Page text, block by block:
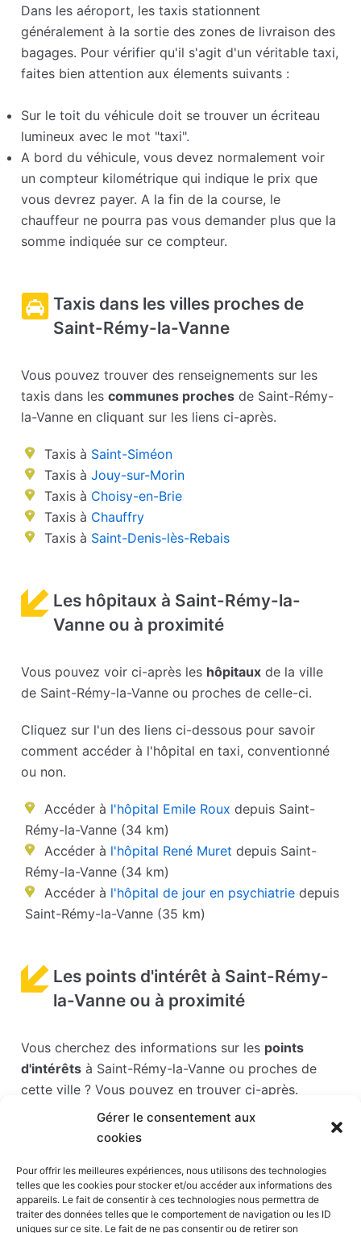
Gérer le consentement aux
cookies
Pour offrir les meilleures expériences, nous utilisons des technologies
telles que les cookies pour stocker et/ou accéder aux informations des
appareils. Le fait de consentir à ces technologies nous permettra de
traiter des données telles que le comportement de navigation ou les ID
uniques sur ce site. Le fait de ne pas consentir ou de retirer son
Dans les aéroport, les taxis stationnent
généralement à la sortie des zones de livraison des
bagages. Pour vérifier qu'il s'agit d'un véritable taxi,
faites bien attention aux élements suivants :
Sur le toit du véhicule doit se trouver un écriteau
lumineux avec le mot "taxi".
A bord du véhicule, vous devez normalement voir
un compteur kilométrique qui indique le prix que
vous devrez payer. A la fin de la course, le
chauffeur ne pourra pas vous demander plus que la
somme indiquée sur ce compteur.
Taxis dans les villes proches de
Saint-Rémy-la-Vanne
Vous pouvez trouver des renseignements sur les
taxis dans lescommunes proches de Saint-Rémy-
la-Vanne en cliquant sur les liens ci-après.
Taxis à Saint-Siméon
Taxis àJouy-sur-Morin
Taxis à Choisy-en-Brie
Taxis à Chauffry
Taxis à Saint-Denis-lès-Rebais
Les hôpitaux à Saint-Rémy-la-
Vanne ou à proximité
Vous pouvez voir ci-après les hôpitaux de la ville
de Saint-Rémy-la-Vanne ou proches de celle-ci.
Cliquez sur l'un des liens ci-dessous pour savoir
comment accéder à l'hôpital en taxi, conventionné
ou non.
Accéder à l'hôpital Emile Roux depuis Saint-
Rémy-la-Vanne (34 km)
Accéder à l'hôpital René Muret depuis Saint-
Rémy-la-Vanne (34 km)
Accéder à l'hôpital de jour en psychiatrie depuis
Saint-Rémy-la-Vanne (35 km)
Les points d'intérêt à Saint-Rémy-
la-Vanne ou à proximité
Vous cherchez des informations sur les points
d'intérêts à Saint-Rémy-la-Vanne ou proches de
cette ville ? Vous pouvez en trouver ci-après.
Les points d'intérêts sont généralement bien
desservis en matière de transports. Si vous cliquez
sur l'un des liens ci-dessous, vous en saurez plus
sur l'accessibilité en taxi et la proximité des
stations de taxis du point d'intérêt en question.